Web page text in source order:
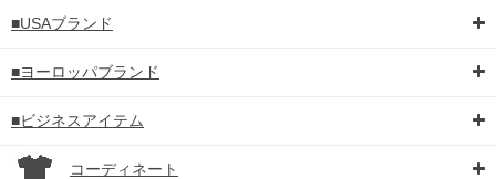
■USAブランド
■ヨーロッパブランド
■ビジネスアイテム
コーディネート